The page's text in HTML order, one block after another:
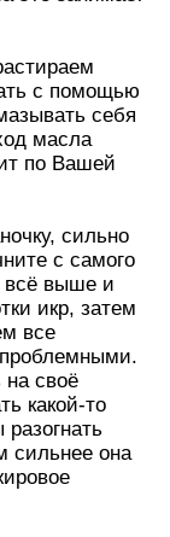
с помощью
себя
масла
по Вашей
сильно
с самого
всё выше и
икр, затем
все
своё
какой-то
сильнее она